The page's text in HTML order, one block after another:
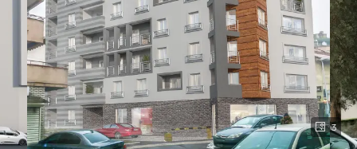
3